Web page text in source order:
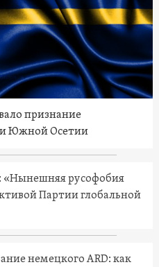
признание
Южной Осетии
«Нынешняя русофобия
Партии глобальной
немецкого ARD: как